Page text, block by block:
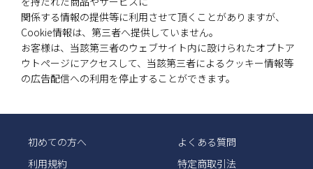
関係する情報の提供等に利用させて頂くことがありますが、
Cookie情報は、第三者へ提供していません。
お客様は、当該第三者のウェブサイト内に設けられたオプトア
ウトページにアクセスして、当該第三者によるクッキー情報等
の広告配信への利用を停止することができます。
初めての方へ
よくある質問
利用規約
特定商取引法